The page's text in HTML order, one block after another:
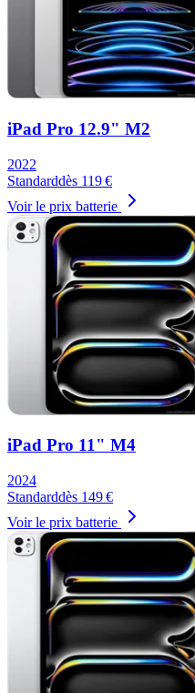
iPad Pro 12.9" M2
2022
Standarddès 119€
Voir le prix batterie
iPad Pro 11" M4
2024
Standarddès 149€
Voir le prix batterie